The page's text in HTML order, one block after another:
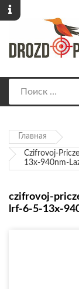
Главная
Czifrovoj-
13x-940nm-
czifrovoj-
lrf-6-5-13x-